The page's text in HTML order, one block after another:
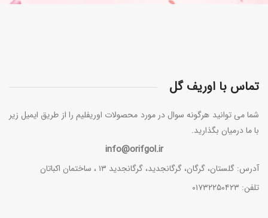
تماس با اوریف گل
شما می توانید هرگونه سوال در مورد محصولات اوریفلیم را از طریق ایمیل زیر
با ما درمیان بگذارید.
info@orifgol.ir
آدرس: گلستان، گرگان، گرگانجدید، گرگانجدید ۱۳ ، ساختمان اکباتان
تلفن: ۰۱۷۳۲۲۵۰۴۲۳